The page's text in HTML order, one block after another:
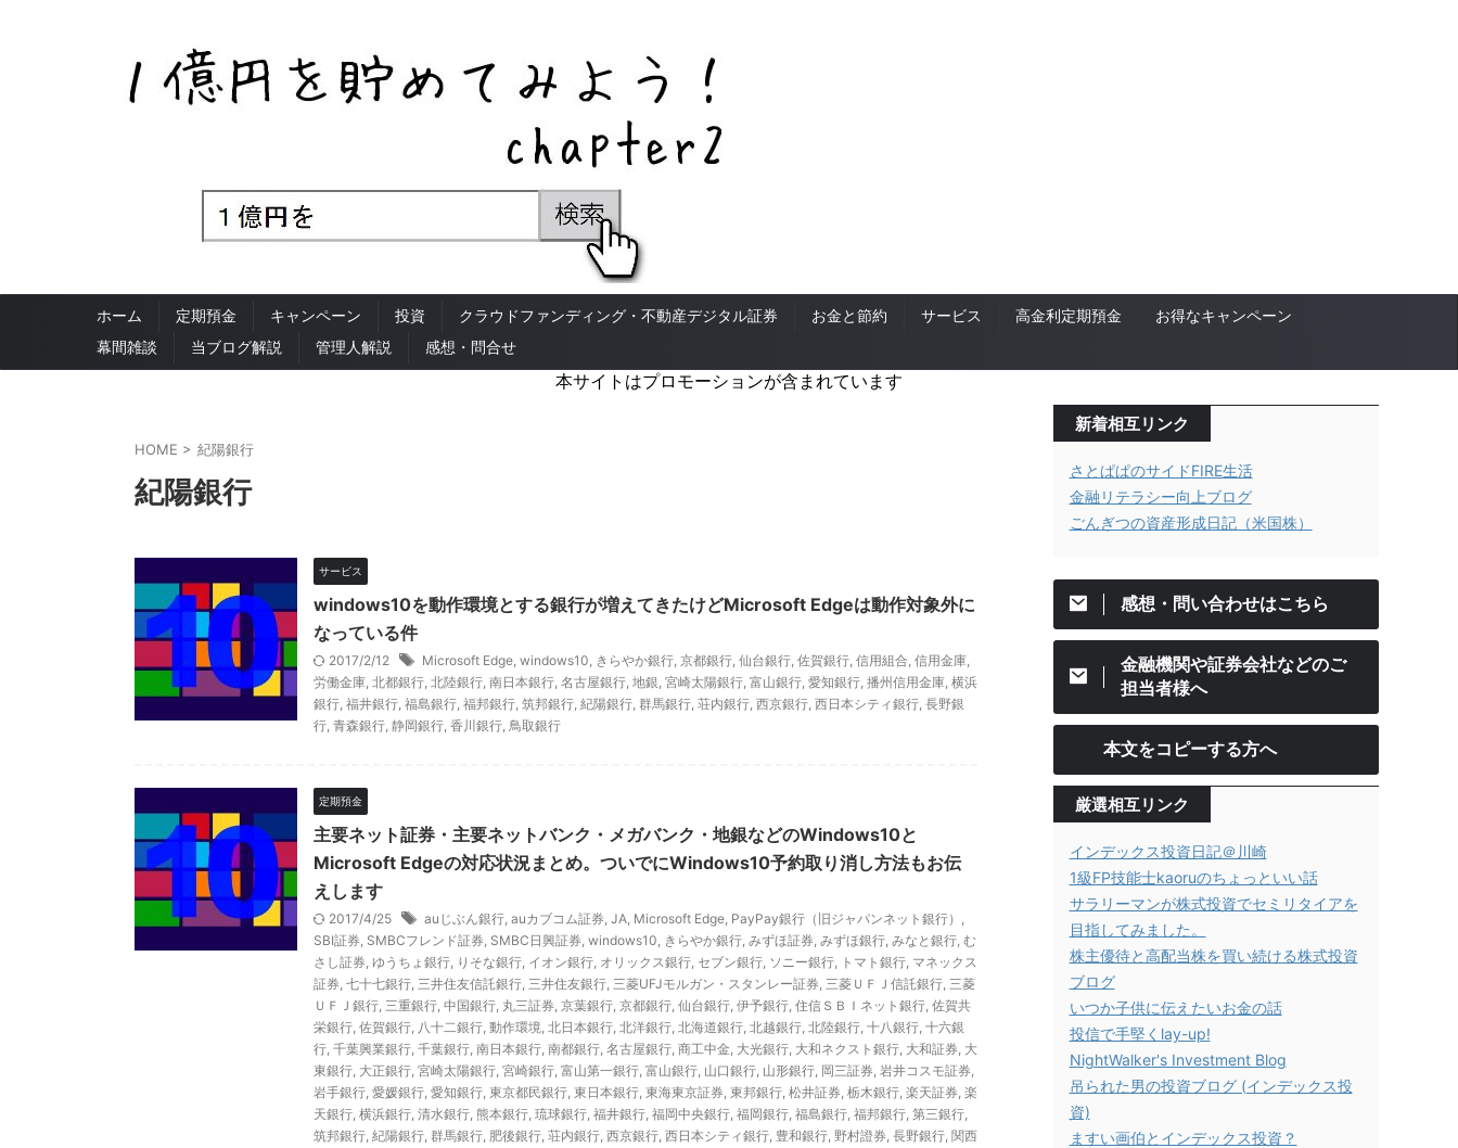
ホーム 定期預金 キャンペーン 投資 クラウドファンディング・不動産デジタル証券 お金と節約 サービス 高金利定期預金
お得なキャンペーン
幕間雑談
当ブログ解説 管理人解説 感想・問合せ
本サイトはプロモーションが含まれています
HOME > 紀陽銀行
紀陽銀行
サービス
windows10を動作環境とする銀行が増えてきたけどMicrosoft Edgeは動作対象外に
なっている件
2017/2/12 Microsoft Edge, windows10, きらやか銀行, 京都銀行, 仙台銀行, 佐賀銀行, 信用組合, 信用金庫,
労働金庫, 北都銀行, 北陸銀行, 南日本銀行, 名古屋銀行, 地銀, 宮崎太陽銀行, 富山銀行, 愛知銀行, 播州信用金庫, 横浜
銀行, 福井銀行, 福島銀行, 福邦銀行, 筑邦銀行, 紀陽銀行, 群馬銀行, 荘内銀行, 西京銀行, 西日本シティ銀行, 長野銀
行, 青森銀行, 静岡銀行, 香川銀行, 鳥取銀行
定期預金
主要ネット証券・主要ネットバンク・メガバンク・地銀などのWindows10と
Microsoft Edgeの対応状況まとめ。ついでにWindows10予約取り消し方法もお伝
えします
2017/4/25 auじぶん銀行, auカブコム証券, JA, Microsoft Edge, PayPay銀行（旧ジャパンネット銀行） ,
SBI証券, SMBCフレンド証券, SMBC日興証券, windows10, きらやか銀行, みずほ証券, みずほ銀行, みなと銀行, む
さし証券, ゆうちょ銀行, りそな銀行, イオン銀行, オリックス銀行, セブン銀行, ソニー銀行, トマト銀行, マネックス
証券, 七十七銀行, 三井住友信託銀行, 三井住友銀行, 三菱UFJモルガン・スタンレー証券, 三菱ＵＦＪ信託銀行, 三菱
ＵＦＪ銀行, 三重銀行, 中国銀行, 丸三証券, 京葉銀行, 京都銀行, 仙台銀行, 伊予銀行, 住信ＳＢＩネット銀行, 佐賀共
栄銀行, 佐賀銀行, 八十二銀行, 動作環境, 北日本銀行, 北洋銀行, 北海道銀行, 北越銀行, 北陸銀行, 十八銀行, 十六銀
行, 千葉興業銀行, 千葉銀行, 南日本銀行, 南都銀行, 名古屋銀行, 商工中金, 大光銀行, 大和ネクスト銀行, 大和証券, 大
東銀行, 大正銀行, 宮崎太陽銀行, 宮崎銀行, 富山第一銀行, 富山銀行, 山口銀行, 山形銀行, 岡三証券, 岩井コスモ証券,
岩手銀行, 愛媛銀行, 愛知銀行, 東京都民銀行, 東日本銀行, 東海東京証券, 東邦銀行, 松井証券, 栃木銀行, 楽天証券, 楽
天銀行, 横浜銀行, 清水銀行, 熊本銀行, 琉球銀行, 福井銀行, 福岡中央銀行, 福岡銀行, 福島銀行, 福邦銀行, 第三銀行,
筑邦銀行, 紀陽銀行, 群馬銀行, 肥後銀行, 荘内銀行, 西京銀行, 西日本シティ銀行, 豊和銀行, 野村證券, 長野銀行, 関西
新着相互リンク
さとぱぱのサイドFIRE生活
金融リテラシー向上ブログ
ごんぎつの資産形成日記（米国株）
感想・問い合わせはこちら
金融機関や証券会社などのご
担当者様へ
本文をコピーする方へ
厳選相互リンク
インデックス投資日記＠川崎
1級FP技能士kaoruのちょっといい話
サラリーマンが株式投資でセミリタイアを
目指してみました。
株主優待と高配当株を買い続ける株式投資
ブログ
いつか子供に伝えたいお金の話
投信で手堅くlay-up!
NightWalker's Investment Blog
吊られた男の投資ブログ (インデックス投
資)
ますい画伯とインデックス投資？